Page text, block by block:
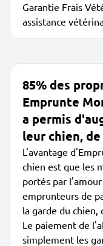
Garantie Frais
assistance
85% des
Emprunte
a permis
leur chien,
L'avantage
chien est que les
portés par
emprunteurs de
la garde du
Le paiement de
simplement les